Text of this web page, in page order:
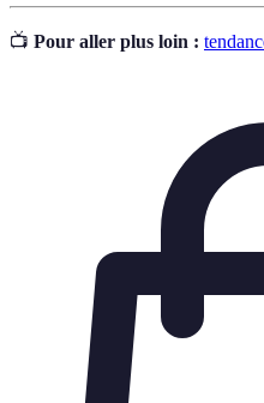
📺 Pour aller plus loin :